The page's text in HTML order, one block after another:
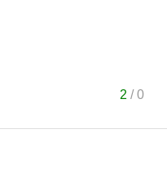
2 /0